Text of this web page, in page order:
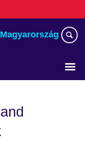
Magyarország